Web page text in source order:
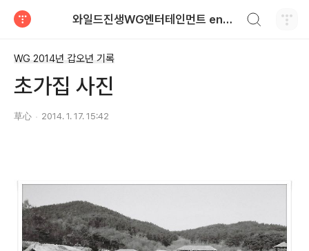
와일드진생WG엔터테인먼트 entertainment
WG 2014년 갑오년 기록
초가집 사진
草心 2014. 1. 17. 15:42